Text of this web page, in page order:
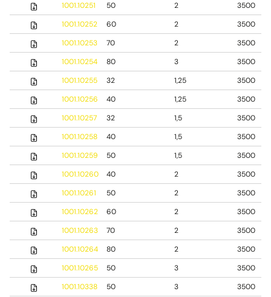
1001.10251
50 2
3500
1001.10252
60 2
3500
1001.10253
70 2
3500
1001.10254
80 3
3500
1001.10255
32 1,25
3500
1001.10256
40 1,25
3500
1001.10257
32 1,5
3500
1001.10258
40 1,5
3500
1001.10259
50 1,5
3500
1001.10260
40 2
3500
1001.10261
50 2
3500
1001.10262
60 2
3500
1001.10263
70 2
3500
1001.10264
80 2
3500
1001.10265
50 3
3500
1001.10338
50 3
3500